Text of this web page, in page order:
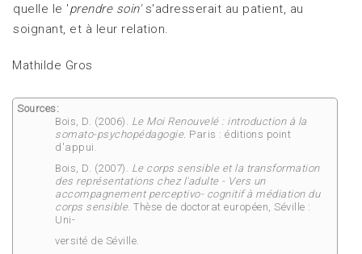
quelle le 'prendre soin's'adresserait au patient, au
soignant, et à leur relation.
Mathilde Gros
Sources:
Bois, D. (2006).
Le Moi Renouvelé : introduction à la
somato-psychopédagogie. Paris : éditions point
d'appui.
Bois, D. (2007).
Le corps sensible et la transformation
des représentations chez l'adulte - Vers un
accompagnement perceptivo- cognitif à médiation du
corps sensible. Thèse de doctorat européen, Séville :
Uni-
versité de Séville.